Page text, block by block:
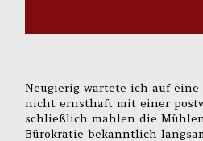
Neugierig wartete ich auf
nicht ernsthaft mit einer
schließlich mahlen die
Bürokratie bekanntlich